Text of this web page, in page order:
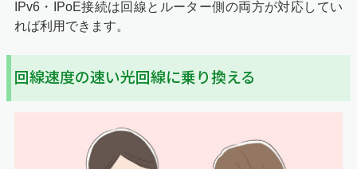
IPv6・IPoE接続は回線とルーター側の両方が対応してい
れば利用できます。
回線速度の速い光回線に乗り換える